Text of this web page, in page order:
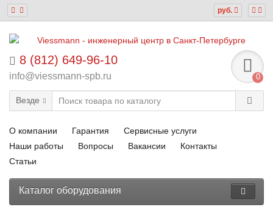
руб.
8 (812) 649-96-10
info@viessmann-spb.ru 0
Везде
О компании Гарантия
Сервисные услуги
Наши работы
Вопросы Вакансии
Контакты
Статьи
Каталог оборудования